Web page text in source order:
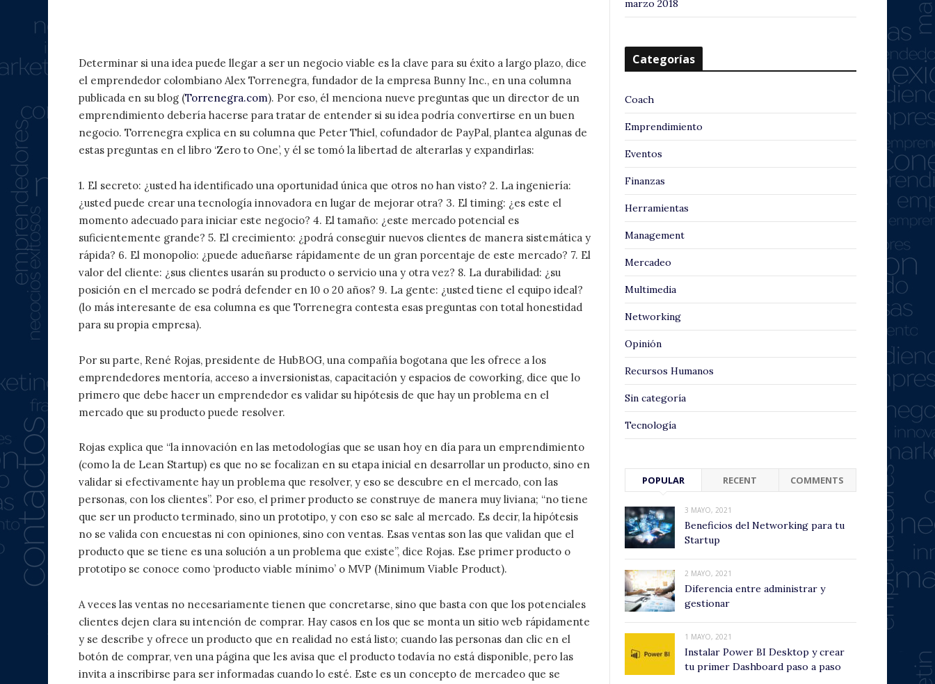
Determinar si una idea puede llegar a ser un negocio viable es la clave para su éxito a largo plazo, dice
el emprendedor colombiano Alex Torrenegra, fundador de la empresa Bunny Inc., en una columna
publicada en su blog (Torrenegra.com). Por eso, él menciona nueve preguntas que un director de un
emprendimiento debería hacerse para tratar de entender si su idea podría convertirse en un buen
negocio. Torrenegra explica en su columna que Peter Thiel, cofundador de PayPal, plantea algunas de
estas preguntas en el libro ‘Zero to One’, y él se tomó la libertad de alterarlas y expandirlas:
1. El secreto: ¿usted ha identificado una oportunidad única que otros no han visto? 2. La ingeniería:
¿usted puede crear una tecnología innovadora en lugar de mejorar otra? 3. El timing: ¿es este el
momento adecuado para iniciar este negocio? 4. El tamaño: ¿este mercado potencial es
suficientemente grande? 5. El crecimiento: ¿podrá conseguir nuevos clientes de manera sistemática y
rápida? 6. El monopolio: ¿puede adueñarse rápidamente de un gran porcentaje de este mercado? 7. El
valor del cliente: ¿sus clientes usarán su producto o servicio una y otra vez? 8. La durabilidad: ¿su
posición en el mercado se podrá defender en 10 o 20 años? 9. La gente: ¿usted tiene el equipo ideal?
(lo más interesante de esa columna es que Torrenegra contesta esas preguntas con total honestidad
para su propia empresa).
Por su parte, René Rojas, presidente de HubBOG, una compañía bogotana que les ofrece a los
emprendedores mentoría, acceso a inversionistas, capacitación y espacios de coworking, dice que lo
primero que debe hacer un emprendedor es validar su hipótesis de que hay un problema en el
mercado que su producto puede resolver.
Rojas explica que “la innovación en las metodologías que se usan hoy en día para un emprendimiento
(como la de Lean Startup) es que no se focalizan en su etapa inicial en desarrollar un producto, sino en
validar si efectivamente hay un problema que resolver, y eso se descubre en el mercado, con las
personas, con los clientes”. Por eso, el primer producto se construye de manera muy liviana; “no tiene
que ser un producto terminado, sino un prototipo, y con eso se sale al mercado. Es decir, la hipótesis
no se valida con encuestas ni con opiniones, sino con ventas. Esas ventas son las que validan que el
producto que se tiene es una solución a un problema que existe”, dice Rojas. Ese primer producto o
prototipo se conoce como ‘producto viable mínimo’ o MVP (Minimum Viable Product).
A veces las ventas no necesariamente tienen que concretarse, sino que basta con que los potenciales
clientes dejen clara su intención de comprar. Hay casos en los que se monta un sitio web rápidamente
y se describe y ofrece un producto que en realidad no está listo; cuando las personas dan clic en el
botón de comprar, ven una página que les avisa que el producto todavía no está disponible, pero las
invita a inscribirse para ser informadas cuando lo esté. Este es un concepto de mercadeo que se
marzo 2018
Categorías
Coach
Emprendimiento
Eventos
Finanzas
Herramientas
Management
Mercadeo
Multimedia
Networking
Opinión
Recursos Humanos
Sin categoría
Tecnología
POPULAR RECENT COMMENTS
3 MAYO, 2021
Beneficios del Networking para tu
Startup
2 MAYO, 2021
Diferencia entre administrar y
gestionar
1 MAYO, 2021
Instalar Power BI Desktop y crear
tu primer Dashboard paso a paso